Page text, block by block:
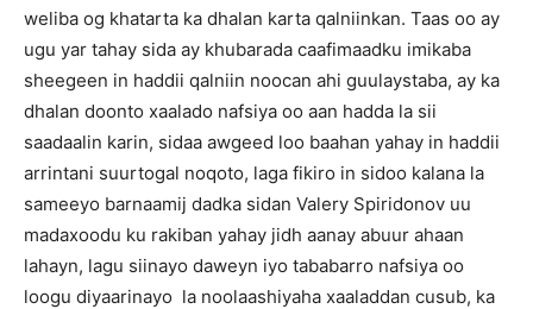
weliba og khatarta ka dhalan karta qalniinkan. Taas oo ay
ugu yar tahay sida ay khubarada caafimaadku imikaba
sheegeen in haddii qalniin noocan ahi guulaystaba, ay ka
dhalan doonto xaalado nafsiya oo aan hadda la sii
saadaalin karin, sidaa awgeed loo baahan yahay in haddii
arrintani suurtogal noqoto, laga fikiro in sidoo kalana la
sameeyo barnaamij dadka sidan Valery Spiridonov uu
madaxoodu ku rakiban yahay jidh aanay abuur ahaan
lahayn, lagu siinayo daweyn iyo tababarro nafsiya oo
loogu diyaarinayo la noolaashiyaha xaaladdan cusub, ka